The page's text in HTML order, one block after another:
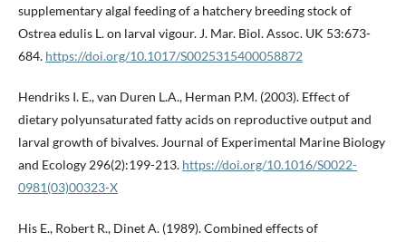
supplementary algal feeding of a hatchery breeding stock of
Ostrea edulis L. on larval vigour. J. Mar. Biol. Assoc. UK 53:673-
684. https://doi.org/10.1017/S0025315400058872
Hendriks I. E., van Duren L.A., Herman P.M. (2003). Effect of
dietary polyunsaturated fatty acids on reproductive output and
larval growth of bivalves. Journal of Experimental Marine Biology
and Ecology 296(2):199-213. https://doi.org/10.1016/S0022-
0981(03)00323-X
His E., Robert R., Dinet A. (1989). Combined effects of